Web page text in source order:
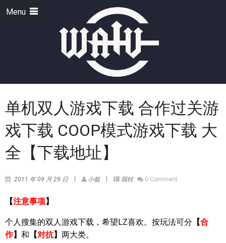
Menu
单机双人游戏下载 合作过关游
戏下载 COOP模式游戏下载 大
全【下载地址】
2011 年 09 月 29 日 小懿 我转 0 Comment
【注意事项】
个人搜集的双人游戏下载，希望LZ喜欢。按玩法可分 【合
作】 和 【对抗】 两大类。